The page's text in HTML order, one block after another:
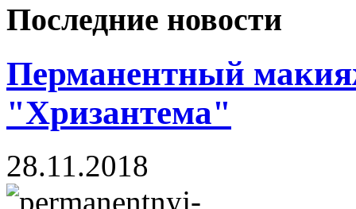
Последние новости
Перманентный
"Хризантема"
28.11.2018